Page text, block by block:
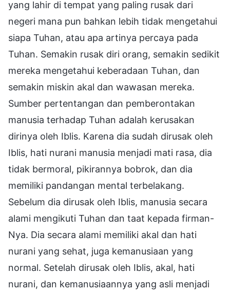
yang lahir di tempat yang paling rusak dari
negeri mana pun bahkan lebih tidak mengetahui
siapa Tuhan, atau apa artinya percaya pada
Tuhan. Semakin rusak diri orang, semakin sedikit
mereka mengetahui keberadaan Tuhan, dan
semakin miskin akal dan wawasan mereka.
Sumber pertentangan dan pemberontakan
manusia terhadap Tuhan adalah kerusakan
dirinya oleh Iblis. Karena dia sudah dirusak oleh
Iblis, hati nurani manusia menjadi mati rasa, dia
tidak bermoral, pikirannya bobrok, dan dia
memiliki pandangan mental terbelakang.
Sebelum dia dirusak oleh Iblis, manusia secara
alami mengikuti Tuhan dan taat kepada firman-
Nya. Dia secara alami memiliki akal dan hati
nurani yang sehat, juga kemanusiaan yang
normal. Setelah dirusak oleh Iblis, akal, hati
nurani, dan kemanusiaannya yang asli menjadi